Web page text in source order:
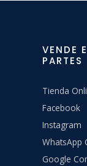
VENDE
PARTES
Tienda
Facebook
Instagram
WhatsApp
Google